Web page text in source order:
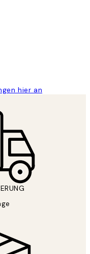
hier an